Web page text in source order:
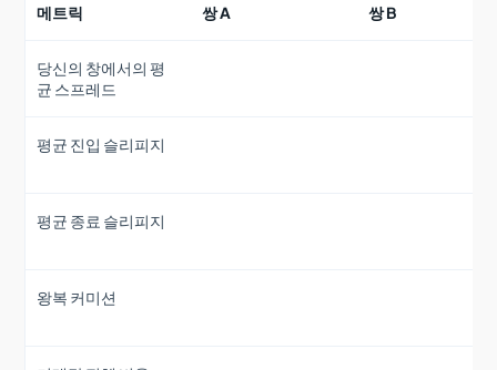
메트릭 쌍 A 쌍 B
당신의 창에서의 평
균 스프레드
평균 진입 슬리피지
평균 종료 슬리피지
왕복 커미션